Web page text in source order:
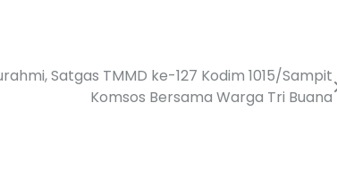
Satgas TMMD ke-127 Kodim 1015/Sampit
Komsos Bersama Warga Tri Buana